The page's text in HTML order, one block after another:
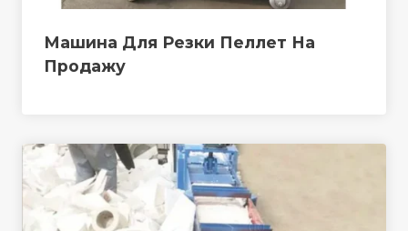
Машина Для Резки Пеллет На
Продажу